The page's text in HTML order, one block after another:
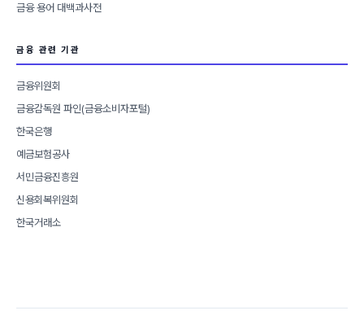
금융 용어 대백과사전
금융 관련 기관
금융위원회
금융감독원 파인(금융소비자포털)
한국은행
예금보험공사
서민금융진흥원
신용회복위원회
한국거래소